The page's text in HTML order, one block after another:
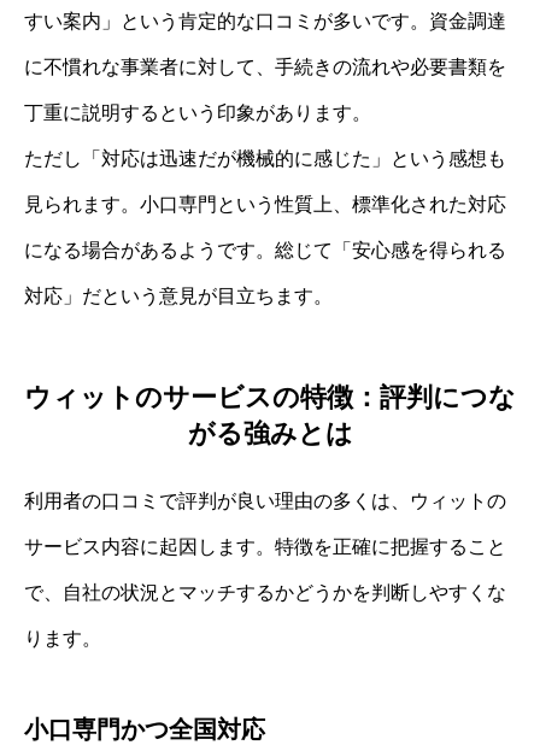
すい案内」という肯定的な口コミが多いです。資金調達
に不慣れな事業者に対して、手続きの流れや必要書類を
丁重に説明するという印象があります。
ただし「対応は迅速だが機械的に感じた」という感想も
見られます。小口専門という性質上、標準化された対応
になる場合があるようです。総じて「安心感を得られる
対応」だという意見が目立ちます。
ウィットのサービスの特徴：評判につな
がる強みとは
利用者の口コミで評判が良い理由の多くは、ウィットの
サービス内容に起因します。特徴を正確に把握すること
で、自社の状況とマッチするかどうかを判断しやすくな
ります。
小口専門かつ全国対応